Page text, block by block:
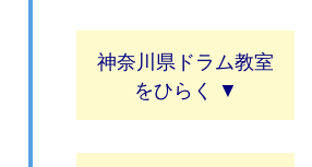
神奈川県ドラム教室